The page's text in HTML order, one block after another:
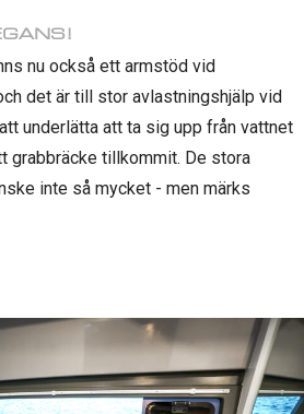
nu också ett armstöd vid
det är till stor avlastningshjälp vid
underlätta att ta sig upp från vattnet
grabbräcke tillkommit. De stora
inte så mycket - men märks